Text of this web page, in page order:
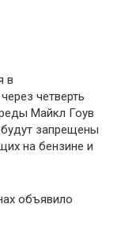
в
четверть
Майкл Гоув
будут запрещены
на бензине и
объявило